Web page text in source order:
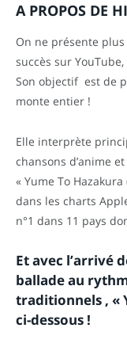
A PROPOS DE
On ne présente
succès sur
Son objectif est de
monte entier !
Elle interprète
chansons d’anime
« Yume To
dans les charts
n°1 dans 11 pays
Et avec l’arrivé
ballade au
traditionnels , «
ci-dessous !